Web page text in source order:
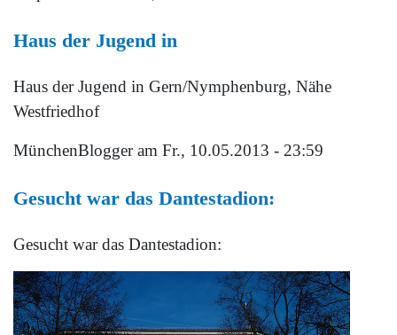
Haus der Jugend in
Haus der Jugend in Gern/Nymphenburg, Nähe
Westfriedhof
MünchenBloggeram Fr., 10.05.2013 - 23:59
Gesucht war das Dantestadion:
Gesucht war das Dantestadion: